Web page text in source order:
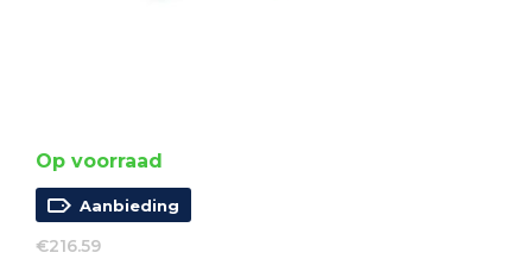
Op voorraad
Aanbieding
€216.59